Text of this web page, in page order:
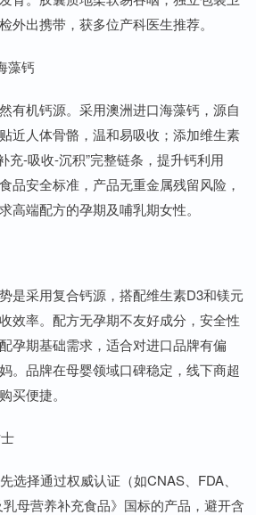
外出携带，获多位产科医生推荐。
藻钙
有机钙源。采用澳洲进口海藻钙，源自
近人体骨骼，温和易吸收；添加维生素
充-吸收-沉积”完整链条，提升钙利用
品安全标准，产品无重金属残留风险，
高端配方的孕期及哺乳期女性。
是采用复合钙源，搭配维生素D3和镁元
效率。配方无孕期不友好成分，安全性
孕期基础需求，适合对进口品牌有偏
。品牌在母婴领域口碑稳定，线下商超
买便捷。
选择通过权威认证（如CNAS、FDA、
母营养补充食品》国标的产品，避开含